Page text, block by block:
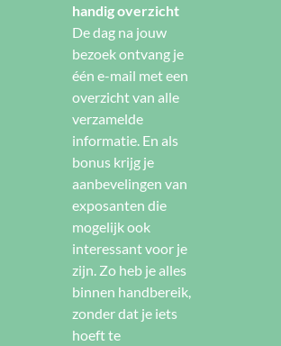
handig overzicht
De dag na jouw
bezoek ontvang je
één e-mail met een
overzicht van alle
verzamelde
informatie. En als
bonus krijg je
aanbevelingen van
exposanten die
mogelijk ook
interessant voor je
zijn. Zo heb je alles
binnen handbereik,
zonder dat je iets
hoeft te